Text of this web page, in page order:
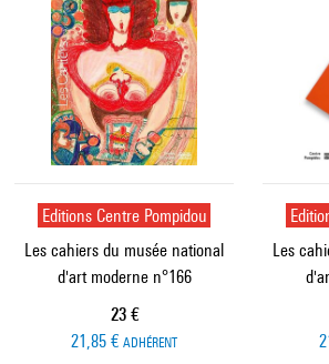
Editions Centre Pompidou
Les cahiers du musée national
d'art moderne n°166
Prix ​​actuel
23 €
21,85 € ADHÉRENT
Les